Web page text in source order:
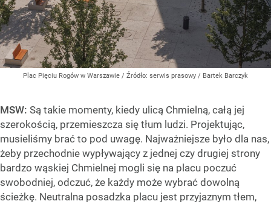
Plac Pięciu Rogów w Warszawie / Źródło: serwis prasowy / Bartek Barczyk
MSW: Są takie momenty, kiedy ulicą Chmielną, całą jej
szerokością, przemieszcza się tłum ludzi. Projektując,
musieliśmy brać to pod uwagę. Najważniejsze było dla nas,
żeby przechodnie wypływający z jednej czy drugiej strony
bardzo wąskiej Chmielnej mogli się na placu poczuć
swobodniej, odczuć, że każdy może wybrać dowolną
ścieżkę. Neutralna posadzka placu jest przyjaznym tłem,